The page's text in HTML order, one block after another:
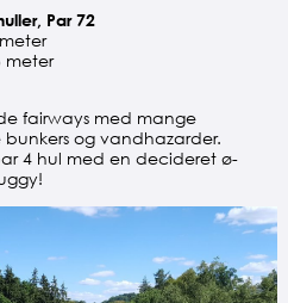
Par 72
meter
fairways med mange
og vandhazarder.
4 hul med en decideret ø-